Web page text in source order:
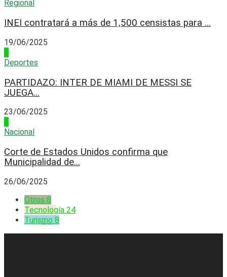
Regional
INEI contratará a más de 1,500 censistas para ...
19/06/2025
Deportes
PARTIDAZO: INTER DE MIAMI DE MESSI SE
JUEGA...
23/06/2025
Nacional
Corte de Estados Unidos confirma que
Municipalidad de...
26/06/2025
Otros 8
Tecnología 24
Turismo 8